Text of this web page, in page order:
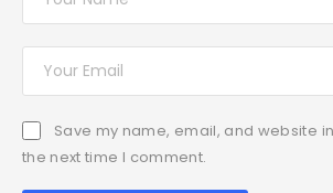
Save my name, email, and website
the next time I comment.